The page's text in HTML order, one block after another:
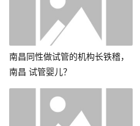
南昌同性做试管的机构长铁稽，
南昌 试管婴儿？